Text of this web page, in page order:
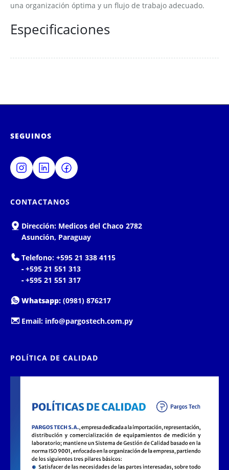
una organización óptima y un flujo de trabajo adecuado.
Especificaciones
SEGUINOS
CONTACTANOS
Dirección: Medicos del Chaco 2782
Asunción, Paraguay
Telefono: +595 21 338 4115
-+595 21 551 313
-+595 21 551 317
Whatsapp: (0981) 876217
Email: info@pargostech.com.py
POLÍTICA DE CALIDAD